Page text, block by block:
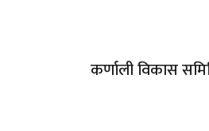
कर्णाली विकास